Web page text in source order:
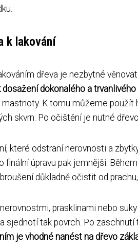
k lakování
dřeva je nezbytné
dosažení dokonalého a trvanlivého
K tomu můžeme použít
skvrn. Po očištění je nutné
které odstraní nerovnosti a
finální úpravu pak jemnější.
důkladně očistit od
prasklinami nebo
sjednotí tak povrch. Po
je vhodné nanést na dřevo